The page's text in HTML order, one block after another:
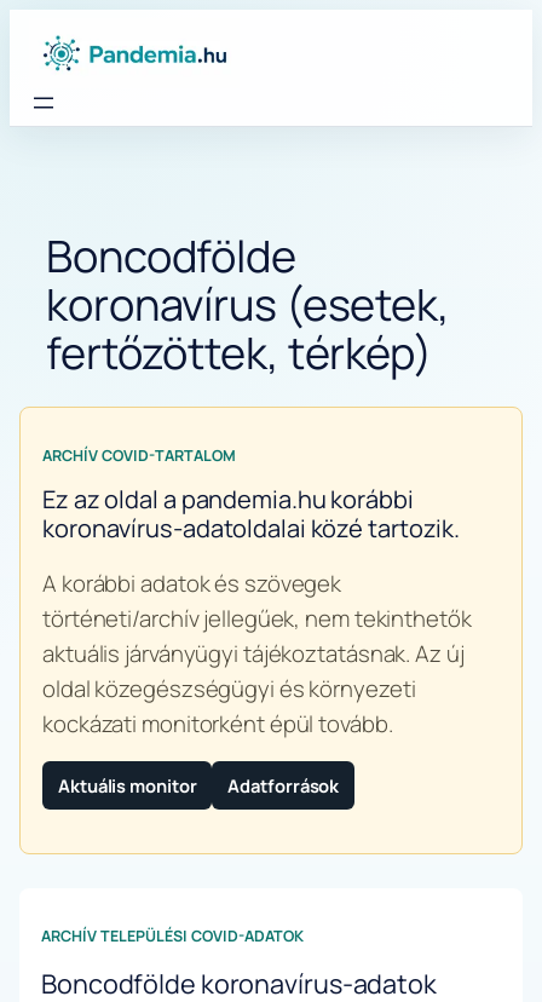
Boncodfölde
koronavírus (esetek,
fertőzöttek, térkép)
ARCHÍV COVID-TARTALOM
Ez az oldal a pandemia.hu korábbi
koronavírus-adatoldalai közé tartozik.
A korábbi adatok és szövegek
történeti/archív jellegűek, nem tekinthetők
aktuális járványügyi tájékoztatásnak. Az új
oldal közegészségügyi és környezeti
kockázati monitorként épül tovább.
Aktuális monitor Adatforrások
ARCHÍV TELEPÜLÉSI COVID-ADATOK
Boncodfölde koronavírus-adatok